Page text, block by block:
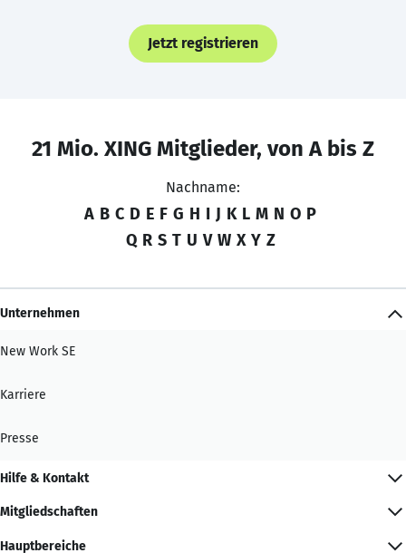
Jetzt registrieren
21 Mio. XING Mitglieder, von A bis Z
Nachname:
A B C D E F G H I J K L M N O P
Q R S T U V W X Y Z
Unternehmen
New Work SE
Karriere
Presse
Hilfe & Kontakt
Mitgliedschaften
Hauptbereiche